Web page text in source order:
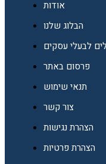
אודות
הבלוג שלנו
לבעלי עסקים
פרסום באתר
תנאי שימוש
צור קשר
הצהרת נגישות
הצהרת פרטיות